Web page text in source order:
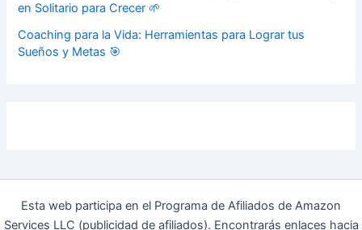
en Solitario para Crecer 🌱
Coaching para la Vida: Herramientas para Lograr tus
Sueños y Metas 🎯
Esta web participa en el Programa de Afiliados de Amazon
Services LLC (publicidad de afiliados). Encontrarás enlaces hacia